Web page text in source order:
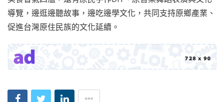
導覽，邊逛邊聽故事，邊吃邊學文化，共同支持原鄉產業、
促進台灣原住民族的文化延續。